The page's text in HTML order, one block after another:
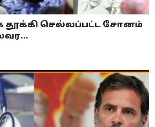
தூக்கி செல்லப்பட்ட சோனம்